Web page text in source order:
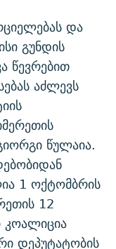
და
გუნდის
წევრებით
აძლევს
წულაია.
1 ოქტომბრის
12
კოალიცია
დეპუტატობის